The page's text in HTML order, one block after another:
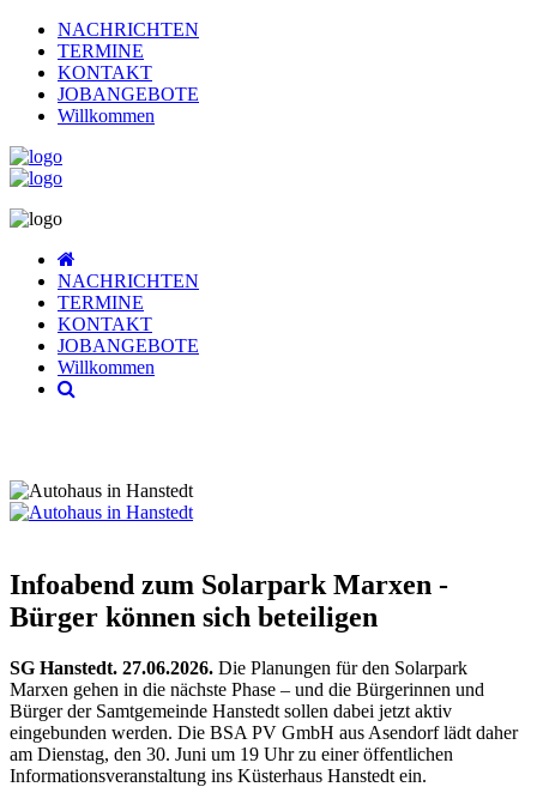
NACHRICHTEN
TERMINE
KONTAKT
JOBANGEBOTE
Willkommen
NACHRICHTEN
TERMINE
KONTAKT
JOBANGEBOTE
Willkommen
Infoabend zum Solarpark Marxen -
Bürger können sich beteiligen
SG Hanstedt. 27.06.2026. Die Planungen für den Solarpark
Marxen gehen in die nächste Phase – und die Bürgerinnen und
Bürger der Samtgemeinde Hanstedt sollen dabei jetzt aktiv
eingebunden werden. Die BSA PV GmbH aus Asendorf lädt daher
am Dienstag, den 30. Juni um 19 Uhr zu einer öffentlichen
Informationsveranstaltung ins Küsterhaus Hanstedt ein.